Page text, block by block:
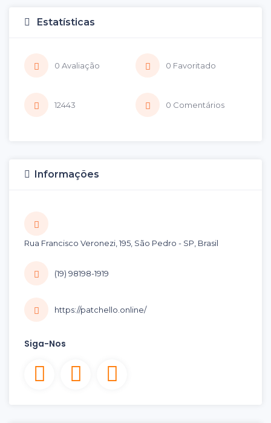
Estatísticas
0 Avaliação 0 Favoritado
12443 0 Comentários
Informações
Rua Francisco Veronezi, 195, São Pedro - SP, Brasil
(19) 98198-1919
https://patchello.online/
Siga-Nos